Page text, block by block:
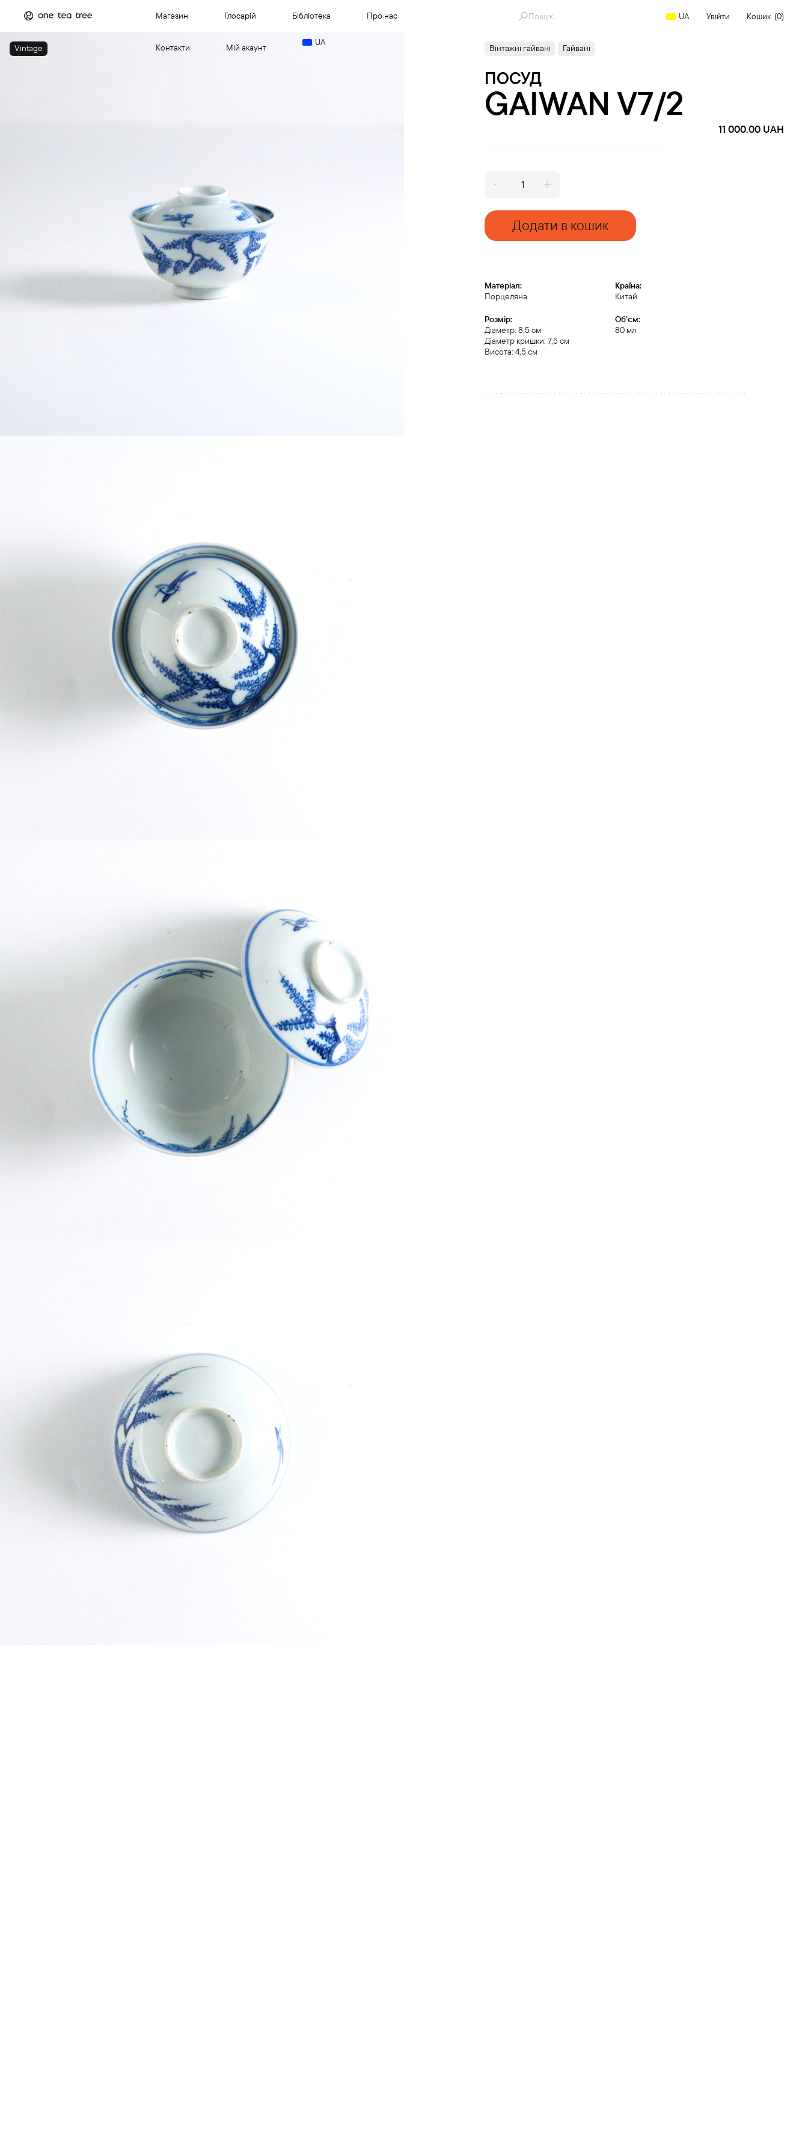
Магазин Глосарій Бібліотека Про нас
Контакти Мій акаунт UA
for:
UA Увійти Кошик (0)
Vintage Вінтажні гайвані Гайвані
ПОСУД
GAIWAN V7/2
11 000.00 UAH
quantity
Додати в кошик
Матеріал:
Порцеляна
Країна:
Китай
Розмір:
Діаметр: 8,5 см
Діаметр кришки: 7,5 см
Висота: 4,5 см
Обʼєм:
80 мл